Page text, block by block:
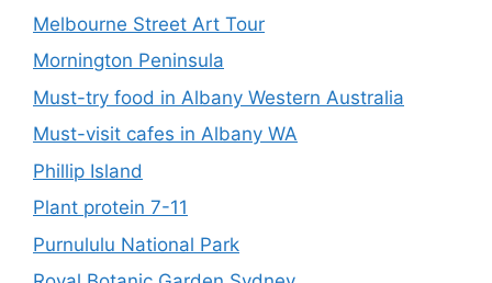
Melbourne Street Art Tour
Mornington Peninsula
Must-try food in Albany Western Australia
Must-visit cafes in Albany WA
Phillip Island
Plant protein 7-11
Purnululu National Park